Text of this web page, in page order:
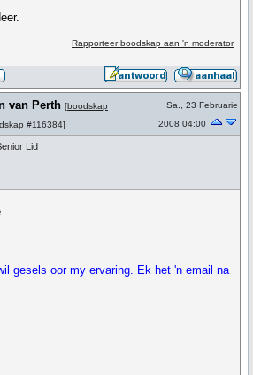
Rapporteer boodskap aan 'n moderator
van Perth [boodskap
#116384]
Sa., 23 Februarie
2008 04:00
Lid
gesels oor my ervaring. Ek het 'n email na